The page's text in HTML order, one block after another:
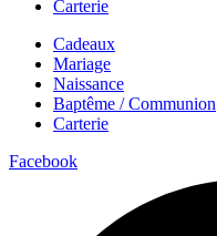
Carterie
Cadeaux
Mariage
Naissance
Baptême / Communion
Carterie
Facebook